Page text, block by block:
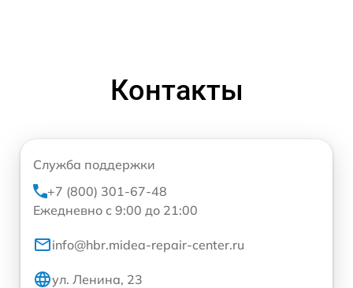
Контакты
Служба поддержки
+7 (800) 301-67-48
Ежедневно с 9:00 до 21:00
info@hbr.midea-repair-center.ru
ул. Ленина, 23